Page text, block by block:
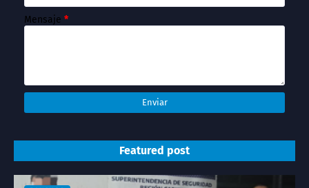
Mensaje *
Featured post